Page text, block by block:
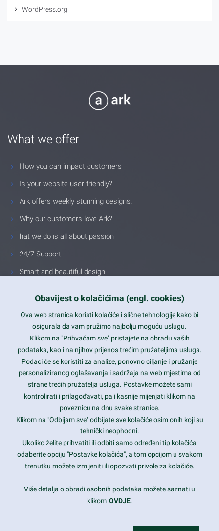
WordPress.org
What we offer
How you can impact customers
Is your website user friendly?
Ark offers weekly stunning designs.
Why our customers love Ark?
hat we do is all about passion
24/7 Support
Smart and beautiful design
Latest trends and much more...
Contact Info
1600 Amphitheatre Parkway, Mountain View, CA 94043
prothemes.net@gmail.com
Daily: 9:00 am - 6:00 pm
Sunday: Closed
Copyright 2017FRESHFACE© All Rights Reserved
Obavijest o kolačićima (engl. cookies)
Ova web stranica koristi kolačiće i slične tehnologije kako bi
osigurala da vam pružimo najbolju moguću uslugu.
Klikom na "Prihvaćam sve" pristajete na obradu vaših
podataka, kao i na njihov prijenos trećim pružateljima usluga.
Podaci će se koristiti za analize, ponovno ciljanje i pružanje
personaliziranog oglašavanja i sadržaja na web mjestima od
strane trećih pružatelja usluga. Postavke možete sami
kontrolirati i prilagođavati, pa i kasnije mijenjati klikom na
poveznicu na dnu svake stranice.
Klikom na "Odbijam sve" odbijate sve kolačiće osim onih koji su
tehnički neophodni.
Ukoliko želite prihvatiti ili odbiti samo određeni tip kolačića
odaberite opciju "Postavke kolačića", a tom opcijom u svakom
trenutku možete izmijeniti ili opozvati privole za kolačiće.
Više detalja o obradi osobnih podataka možete saznati u
klikom OVDJE.